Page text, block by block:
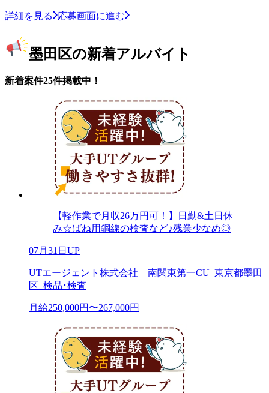
詳細を見る 応募画面に進む
墨田区の新着アルバイト
新着案件25件掲載中！
【軽作業で月収26万円可！】日勤&土日休
み☆ばね用鋼線の検査など♪残業少なめ◎
07月31日UP
UTエージェント株式会社 南関東第一CU_東京都墨田
区_検品･検査
月給250,000円〜267,000円